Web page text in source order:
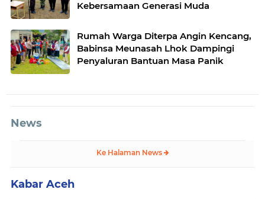
Kebersamaan Generasi Muda
Rumah Warga Diterpa Angin Kencang,
Babinsa Meunasah Lhok Dampingi
Penyaluran Bantuan Masa Panik
News
Ke Halaman News
Kabar Aceh